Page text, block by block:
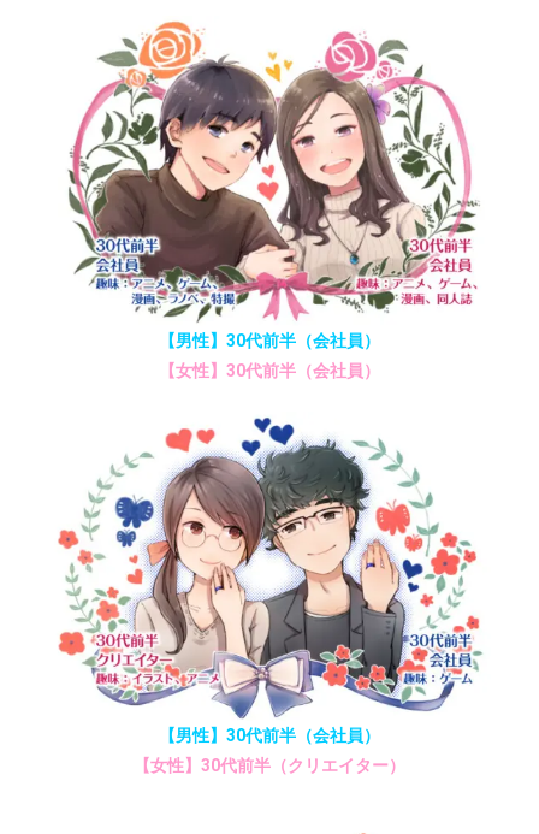
【男性】30代前半（会社員）
【女性】30代前半（会社員）
【男性】30代前半（会社員）
【女性】30代前半（クリエイター）